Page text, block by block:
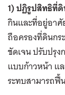
1) ปฏิรูปสิทธิที่
กินและที่อยู่อา
ถือครองที่ดินกร
ชัดเจน ปรับปรุ
แบบก้าวหน้า แ
ระทบสามารถฟื้